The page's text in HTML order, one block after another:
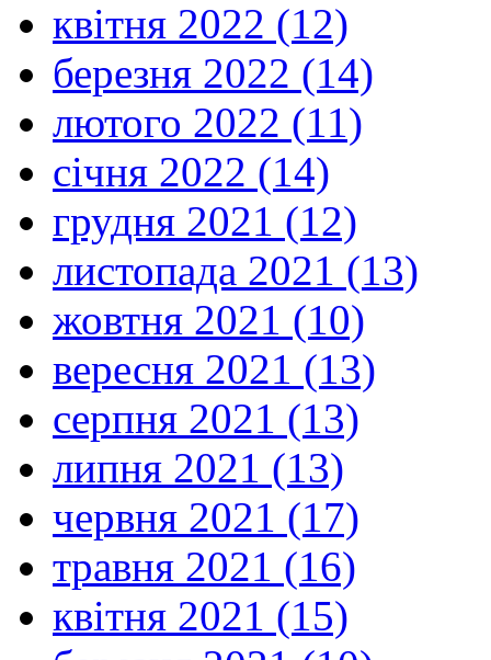
квітня 2022 (12)
березня 2022 (14)
лютого 2022 (11)
січня 2022 (14)
грудня 2021 (12)
листопада 2021 (13)
жовтня 2021 (10)
вересня 2021 (13)
серпня 2021 (13)
липня 2021 (13)
червня 2021 (17)
травня 2021 (16)
квітня 2021 (15)